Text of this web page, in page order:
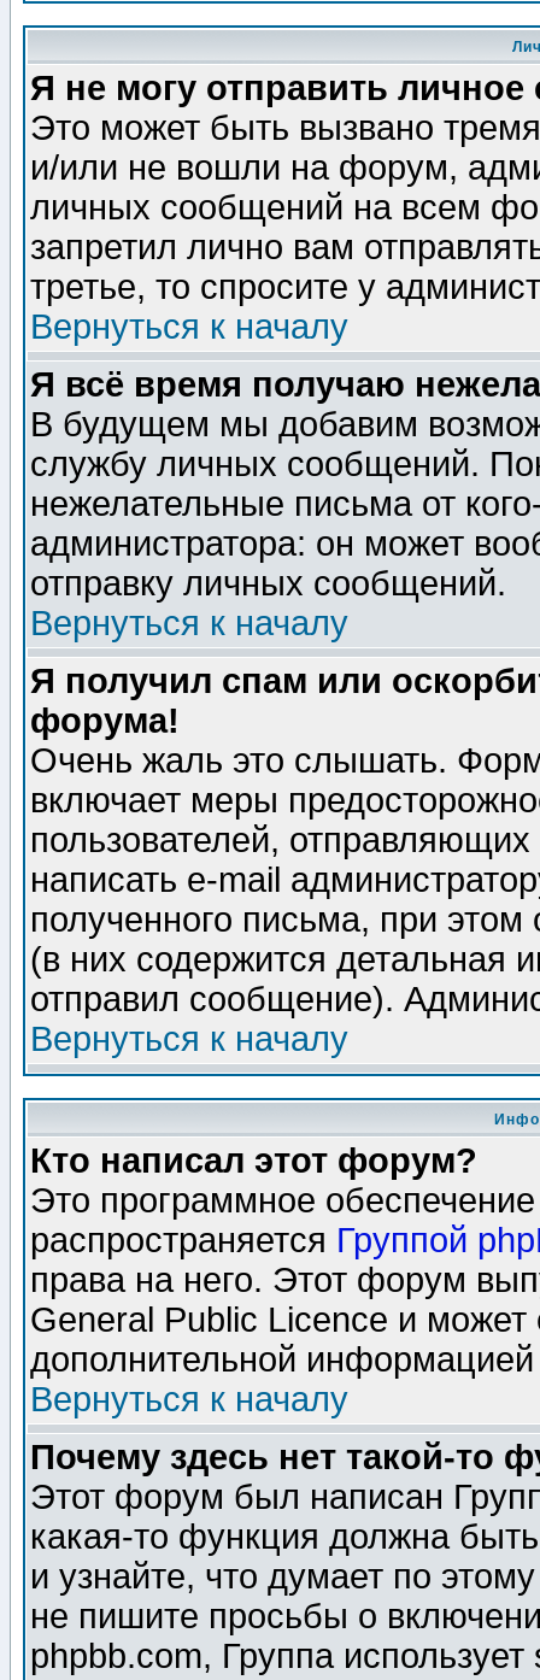
Я не могу отправить
Это может быть вызвано
и/или не вошли на форум,
личных сообщений на всем
запретил лично вам
третье, то спросите у
Вернуться к началу
Я всё время получаю
В будущем мы добавим
службу личных сообщений.
нежелательные письма от
администратора: он может
отправку личных сообщений.
Вернуться к началу
Я получил спам или
форума!
Очень жаль это слышать.
включает меры
пользователей,
написать e-mail
полученного письма, при этом
(в них содержится детальная
отправил сообщение).
Вернуться к началу
Кто написал этот форум?
Это программное
распространяется Группой
права на него. Этот форум
General Public Licence и может
дополнительной
Вернуться к началу
Почему здесь нет такой-то
Этот форум был написан
какая-то функция должна
и узнайте, что думает по
не пишите просьбы о
phpbb.com, Группа